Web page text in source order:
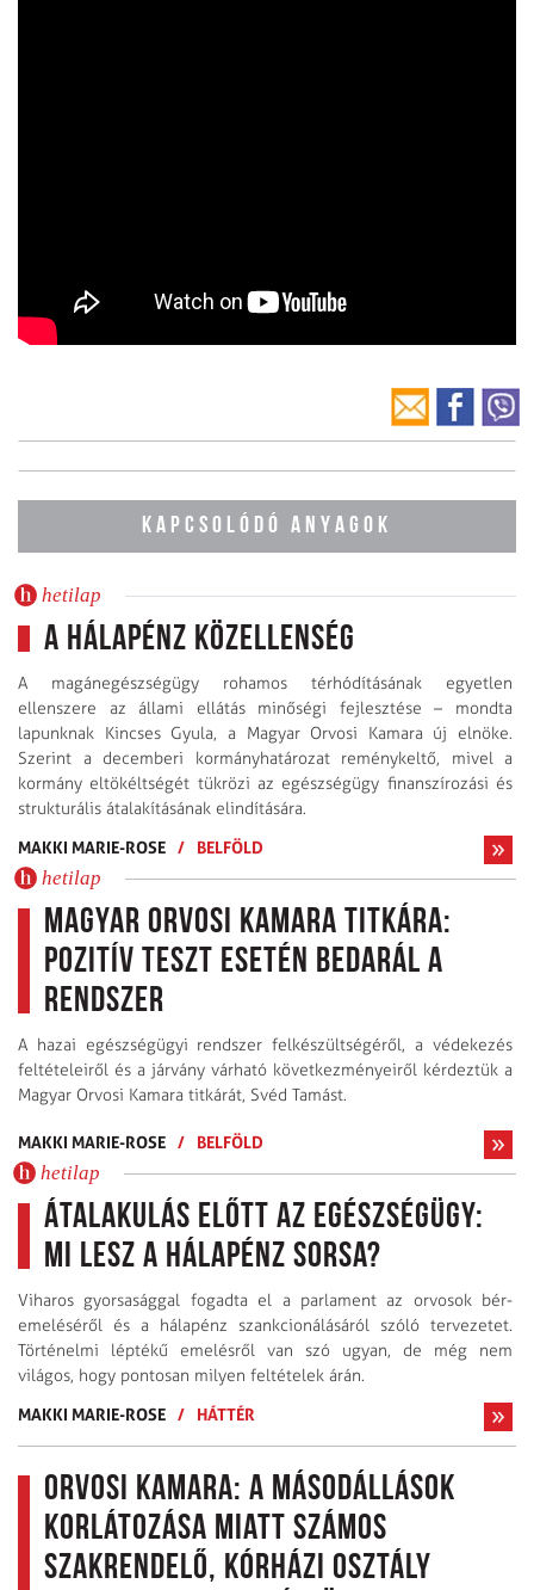
KAPCSOLÓDÓ ANYAGOK
hetilap
A hálapénz közellenség
A magánegészségügy rohamos térhódításának egyetlen
ellenszere az állami ellátás minőségi fejlesztése – mondta
lapunknak Kincses Gyula, a Magyar Orvosi Kamara új elnöke.
Szerint a decemberi kormányhatározat reménykeltő, mivel a
kormány eltökéltségét tükrözi az egészségügy finanszírozási és
strukturális átalakításának elindítására.
MAKKI MARIE-ROSE / BELFÖLD
hetilap
Magyar Orvosi Kamara titkára:
Pozitív teszt esetén bedarál a
rendszer
A hazai egészségügyi rendszer felkészültségéről, a védekezés
feltételeiről és a járvány várható következményeiről kérdeztük a
Magyar Orvosi Kamara titkárát, Svéd Tamást.
MAKKI MARIE-ROSE / BELFÖLD
hetilap
Átalakulás előtt az egészségügy:
mi lesz a hálapénz sorsa?
Viharos gyorsasággal fogadta el a parlament az orvosok bér­
emeléséről és a hálapénz szankcionálásáról szóló tervezetet.
Történelmi léptékű emelésről van szó ugyan, de még nem
világos, hogy pontosan milyen feltételek árán.
MAKKI MARIE-ROSE / HÁTTÉR
Orvosi kamara: a másodállások
korlátozása miatt számos
szakrendelő, kórházi osztály